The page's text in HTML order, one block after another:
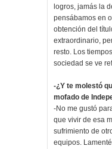
logros, jamás la
pensábamos en
obtención del
extraordinario,
resto. Los
sociedad se ve
-¿Y te molestó
mofado de
-No me gustó
que vivir de esa
sufrimiento de
equipos.